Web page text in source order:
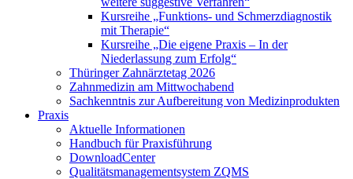
Kursreihe „Funktions- und Schmerzdiagnostik
mit Therapie“
Kursreihe „Die eigene Praxis – In der
Niederlassung zum Erfolg“
Thüringer Zahnärztetag 2026
Zahnmedizin am Mittwochabend
Sachkenntnis zur Aufbereitung von Medizinprodukten
Praxis
Aktuelle Informationen
Handbuch für Praxisführung
DownloadCenter
Qualitätsmanagementsystem ZQMS